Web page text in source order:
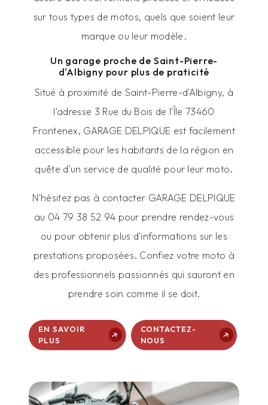
sur tous types de motos, quels que soient leur
marque ou leur modèle.
Un garage proche de Saint-Pierre-
d'Albigny pour plus de praticité
Situé à proximité de Saint-Pierre-d'Albigny, à
l'adresse 3 Rue du Bois de l'Île 73460
Frontenex, GARAGE DELPIQUE est facilement
accessible pour les habitants de la région en
quête d'un service de qualité pour leur moto.
N'hésitez pas à contacter GARAGE DELPIQUE
au 04 79 38 52 94 pour prendre rendez-vous
ou pour obtenir plus d'informations sur les
prestations proposées. Confiez votre moto à
des professionnels passionnés qui sauront en
prendre soin comme il se doit.
EN SAVOIR
PLUS
CONTACTEZ-
NOUS